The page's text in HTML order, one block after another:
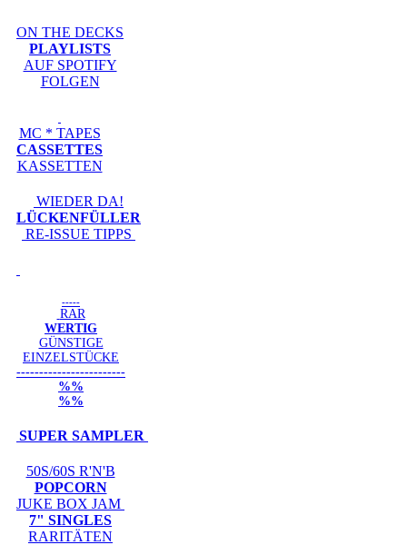
ON THE DECKS
PLAYLISTS
AUF SPOTIFY
FOLGEN
MC * TAPES
CASSETTES
KASSETTEN
WIEDER DA!
LÜCKENFÜLLER
RE-ISSUE TIPPS
-----
RAR
WERTIG
GÜNSTIGE
EINZELSTÜCKE
------------------------
%%
%%
SUPER SAMPLER
50S/60S R'N'B
POPCORN
JUKE BOX JAM
7" SINGLES
RARITÄTEN